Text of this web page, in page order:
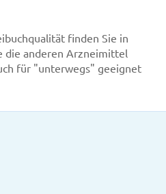
finden Sie in
die anderen Arzneimittel
für "unterwegs" geeignet